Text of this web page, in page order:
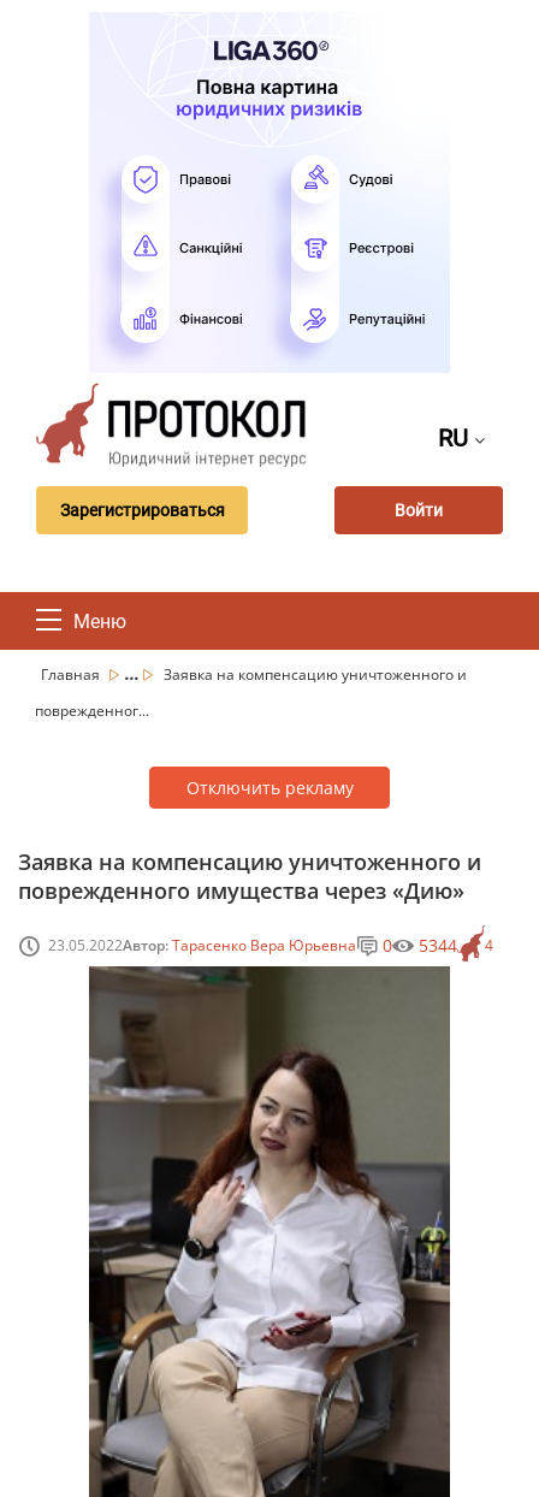
RU
Зарегистрироваться Войти
Меню
Главная ...
Заявка на компенсацию уничтоженного и
поврежденног...
Отключить рекламу
Заявка на компенсацию уничтоженного и
поврежденного имущества через «Дию»
23.05.2022Автор:Тарасенко Вера Юрьевна 4
0 5344